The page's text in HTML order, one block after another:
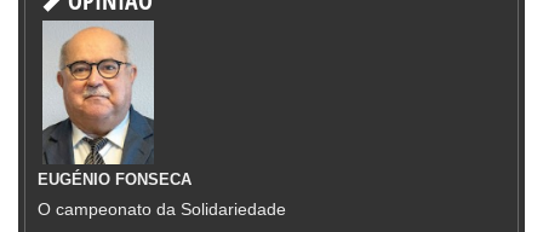
EUGÉNIO FONSECA
O campeonato da Solidariedade